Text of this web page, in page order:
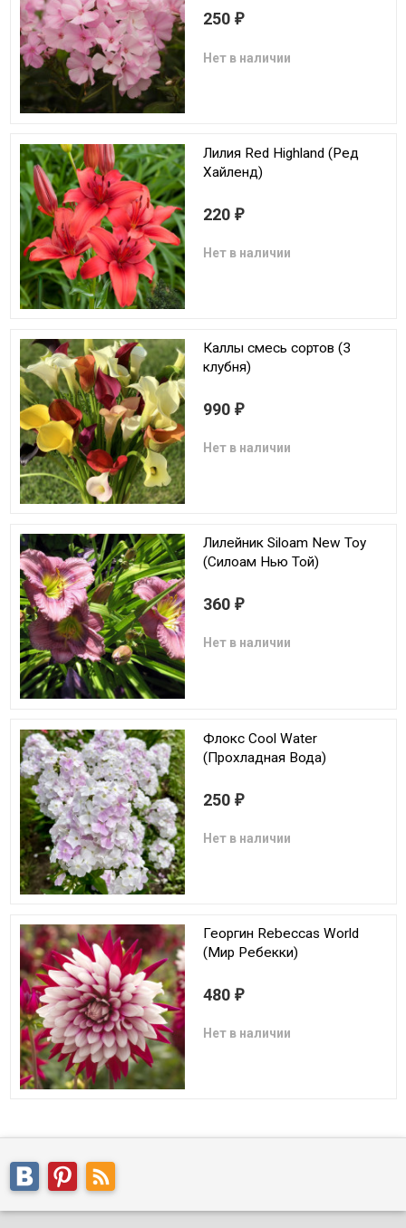
250 ₽
Нет в наличии
Лилия Red Highland (Ред
Хайленд)
220 ₽
Нет в наличии
Каллы смесь сортов (3
клубня)
990 ₽
Нет в наличии
Лилейник Siloam New Toy
(Силоам Нью Той)
360 ₽
Нет в наличии
Флокс Cool Water
(Прохладная Вода)
250 ₽
Нет в наличии
Георгин Rebeccas World
(Мир Ребекки)
480 ₽
Нет в наличии